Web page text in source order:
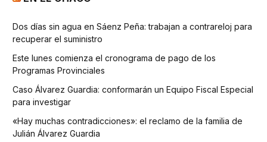
Dos días sin agua en Sáenz Peña: trabajan a contrareloj para
recuperar el suministro
Este lunes comienza el cronograma de pago de los
Programas Provinciales
Caso Álvarez Guardia: conformarán un Equipo Fiscal Especial
para investigar
«Hay muchas contradicciones»: el reclamo de la familia de
Julián Álvarez Guardia